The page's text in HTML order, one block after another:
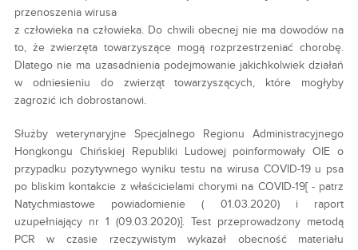
przenoszenia wirusa
z człowieka na człowieka. Do chwili obecnej nie ma dowodów na
to, że zwierzęta towarzyszące mogą rozprzestrzeniać chorobę.
Dlatego nie ma uzasadnienia podejmowanie jakichkolwiek działań
w odniesieniu do zwierząt towarzyszących, które mogłyby
zagrozić ich dobrostanowi.
Służby weterynaryjne Specjalnego Regionu Administracyjnego
Hongkongu Chińskiej Republiki Ludowej poinformowały OIE o
przypadku pozytywnego wyniku testu na wirusa COVID-19 u psa
po bliskim kontakcie z właścicielami chorymi na COVID-19[ - patrz
Natychmiastowe powiadomienie ( 01.03.2020) i raport
uzupełniający nr 1 (09.03.2020)]. Test przeprowadzony metodą
PCR w czasie rzeczywistym wykazał obecność materiału